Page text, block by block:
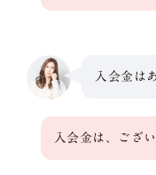
入会金は
入会金は、ござい